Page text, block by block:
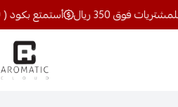
أستمتع بكود ( AR10 ) خصم 10% شحن مجاني للمشتريات فوق 350 ريال
اروماتيك كلاود